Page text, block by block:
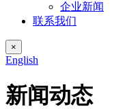
企业新闻
联系我们
×
English
新闻动态